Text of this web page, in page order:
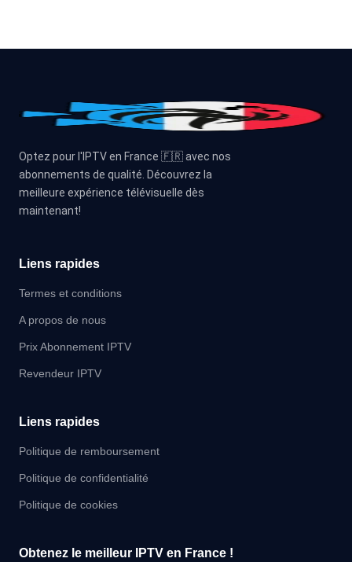
Optez pour l'IPTV en France 🇫🇷 avec nos
abonnements de qualité. Découvrez la
meilleure expérience télévisuelle dès
maintenant!
Liens rapides
Termes et conditions
A propos de nous
Prix Abonnement IPTV
Revendeur IPTV
Liens rapides
Politique de remboursement
Politique de confidentialité
Politique de cookies
Obtenez le meilleur IPTV en France !